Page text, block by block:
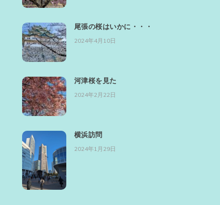
尾張の桜はいかに・・・
2024年4月10日
河津桜を見た
2024年2月22日
横浜訪問
2024年1月29日